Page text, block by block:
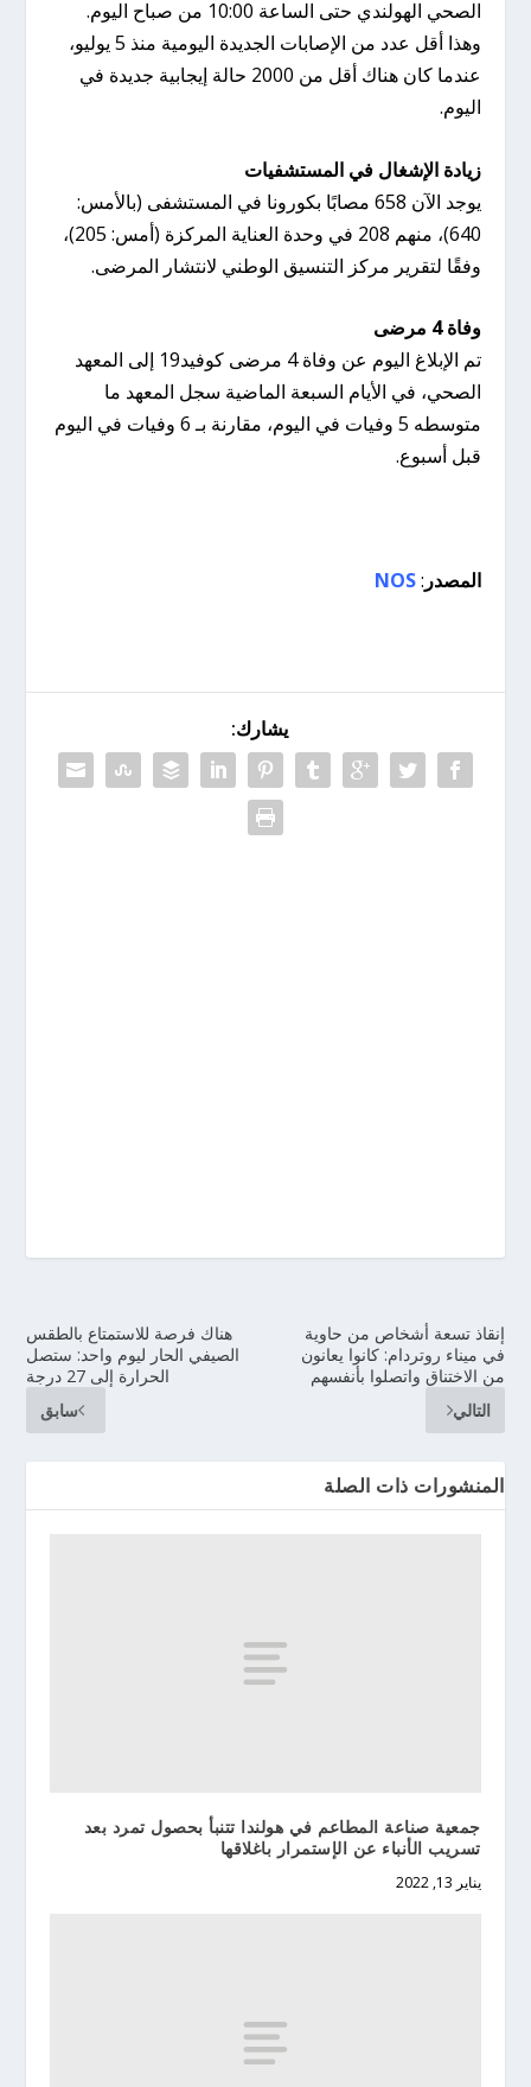
الصحي الهولندي حتى الساعة 10:00 من صباح اليوم.
وهذا أقل عدد من الإصابات الجديدة اليومية منذ 5 يوليو،
عندما كان هناك أقل من 2000 حالة إيجابية جديدة في
اليوم.
زيادة الإشغال في المستشفيات
يوجد الآن 658 مصابًا بكورونا في المستشفى (بالأمس:
640)، منهم 208 في وحدة العناية المركزة (أمس: 205)،
وفقًا لتقرير مركز التنسيق الوطني لانتشار المرضى.
وفاة 4 مرضى
تم الإبلاغ اليوم عن وفاة 4 مرضى كوفيد19 إلى المعهد
الصحي، في الأيام السبعة الماضية سجل المعهد ما
متوسطه ​​5 وفيات في اليوم، مقارنة بـ 6 وفيات في اليوم
قبل أسبوع.
المصدر :
NOS
يشارك:
هناك فرصة للاستمتاع بالطقس
الصيفي الحار ليوم واحد: ستصل
الحرارة إلى 27 درجة
سابق
إنقاذ تسعة أشخاص من حاوية
في ميناء روتردام: كانوا يعانون
من الاختناق واتصلوا بأنفسهم
التالي
المنشورات ذات الصلة
جمعية صناعة المطاعم في هولندا تتنبأ بحصول تمرد بعد
تسريب الأنباء عن الإستمرار باغلاقها
يناير 13, 2022